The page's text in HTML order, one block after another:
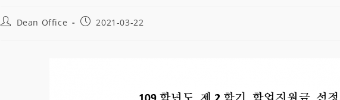
Dean Office 2021-03-22